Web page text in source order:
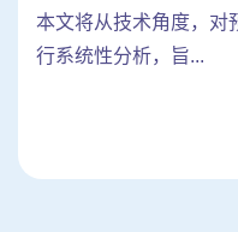
本文将从技术角度，对
行系统性分析，旨...